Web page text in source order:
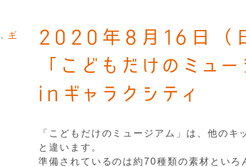
2020年8月16日（
「こどもだけのミュー
inギャラクシティ
「こどもだけのミュージアム」は、他のキ
と違います。
準備されているのは約70種類の素材といろ
ギ